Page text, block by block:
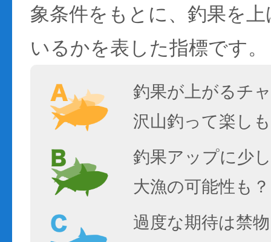
象条件をもとに、釣果を
いるかを表した指標です。
釣果が上がるチ
沢山釣って楽し
釣果アップに少
大漁の可能性も？
過度な期待は禁